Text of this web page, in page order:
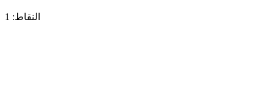
النقاط: 1